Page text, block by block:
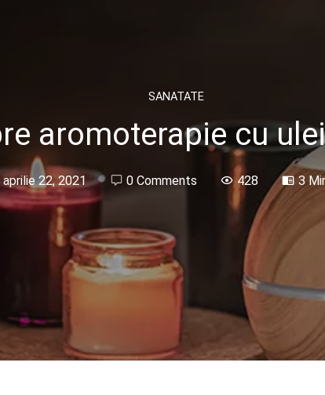
SANATATE
aromoterapie cu
aprilie 22, 2021 0 Comments 428 3